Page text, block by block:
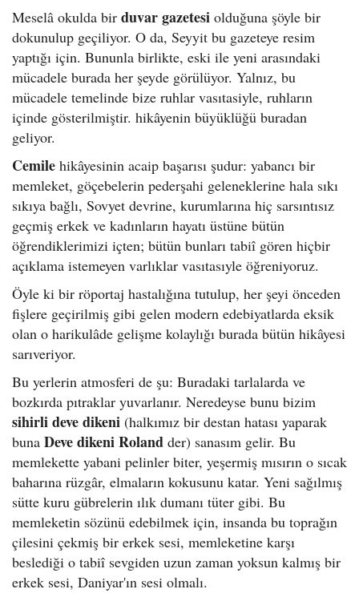
Meselâ okulda bir duvar gazetesi olduğuna şöyle bir
dokunulup geçiliyor. O da, Seyyit bu gazeteye resim
yaptığı için. Bununla birlikte, eski ile yeni arasındaki
mücadele burada her şeyde görülüyor. Yalnız, bu
mücadele temelinde bize ruhlar vasıtasiyle, ruhların
içinde gösterilmiştir. hikâyenin büyüklüğü buradan
geliyor.
Cemile hikâyesinin acaip başarısı şudur: yabancı bir
memleket, göçebelerin pederşahi geleneklerine hala sıkı
sıkıya bağlı, Sovyet devrine, kurumlarına hiç sarsıntısız
geçmiş erkek ve kadınların hayatı üstüne bütün
öğrendiklerimizi içten; bütün bunları tabiî gören hiçbir
açıklama istemeyen varlıklar vasıtasıyle öğreniyoruz.
Öyle ki bir röportaj hastalığına tutulup, her şeyi önceden
fişlere geçirilmiş gibi gelen modern edebiyatlarda eksik
olan o harikulâde gelişme kolaylığı burada bütün hikâyesi
sarıveriyor.
Bu yerlerin atmosferi de şu: Buradaki tarlalarda ve
bozkırda pıtraklar yuvarlanır. Neredeyse bunu bizim
sihirli deve dikeni (halkımız bir destan hatası yaparak
buna Deve dikeni Roland der) sanasım gelir. Bu
memlekette yabani pelinler biter, yeşermiş mısırın o sıcak
baharına rüzgâr, elmaların kokusunu katar. Yeni sağılmış
sütte kuru gübrelerin ılık dumanı tüter gibi. Bu
memleketin sözünü edebilmek için, insanda bu toprağın
çilesini çekmiş bir erkek sesi, memleketine karşı
beslediği o tabiî sevgiden uzun zaman yoksun kalmış bir
erkek sesi, Daniyar'ın sesi olmalı.